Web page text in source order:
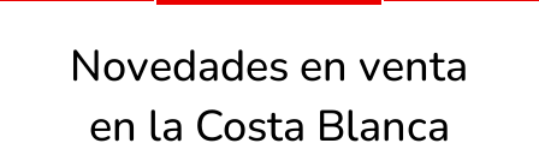
Novedades en venta
en la Costa Blanca